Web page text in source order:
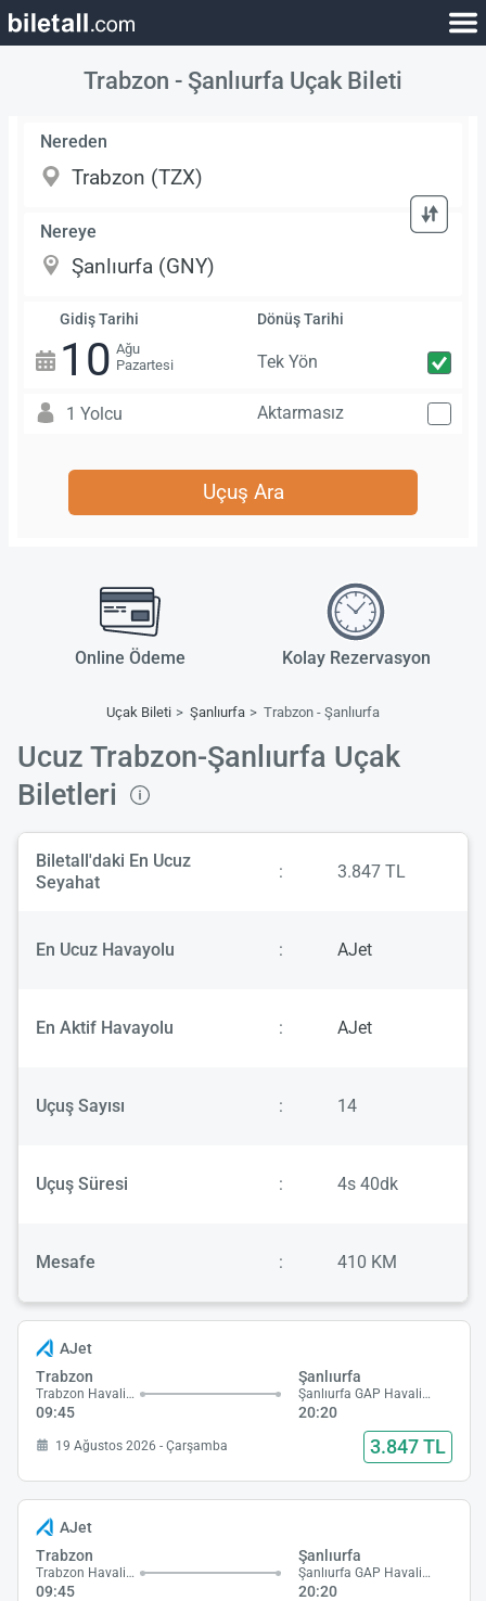
Trabzon - Şanlıurfa Uçak Bileti
Nereden
Nereye
Gidiş Tarihi
10 Ağu
Pazartesi
Dönüş Tarihi
Tek Yön
1 Yolcu Aktarmasız
Uçuş Ara
Online Ödeme Kolay Rezervasyon
Uçak Bileti Şanlıurfa Trabzon - Şanlıurfa
Ucuz Trabzon-Şanlıurfa Uçak
Biletleri
Biletall'daki En Ucuz
Seyahat
: 3.847 TL
En Ucuz Havayolu : AJet
En Aktif Havayolu : AJet
Uçuş Sayısı : 14
Uçuş Süresi : 4s 40dk
Mesafe : 410 KM
AJet
Trabzon
Trabzon Havalimanı
09:45
Şanlıurfa
Şanlıurfa GAP Havalimanı
20:20
19 Ağustos 2026 - Çarşamba 3.847 TL
AJet
Trabzon
Trabzon Havalimanı
09:45
Şanlıurfa
Şanlıurfa GAP Havalimanı
20:20